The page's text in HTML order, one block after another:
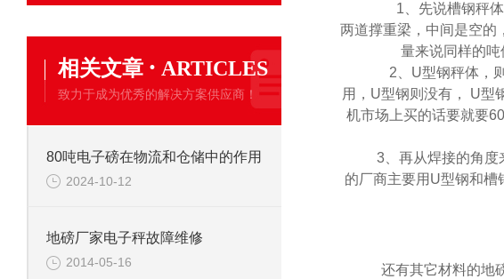
相关文章 · ARTICLES
致力于成为优秀的解决方案供应商！
80吨电子磅在物流和仓储中的作用
2024-10-12
地磅厂家电子秤故障维修
2014-05-16
1 、先说槽钢秤
两道撑重梁，中间是空的
量来说同样的
2
U型钢秤体，
用， U型钢则没有， U型
机市场上买的话要就要60
3 、再从焊接的角度
的厂商主要用 U型钢和槽
还有其它材料的地